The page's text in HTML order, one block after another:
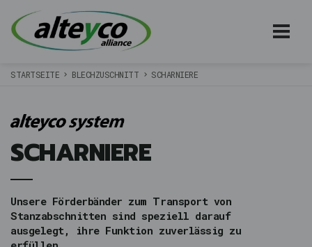
STARTSEITE BLECHZUSCHNITT SCHARNIERE
SCHARNIERE
Unsere Förderbänder zum Transport von
Stanzabschnitten sind speziell darauf
ausgelegt, ihre Funktion zuverlässig zu